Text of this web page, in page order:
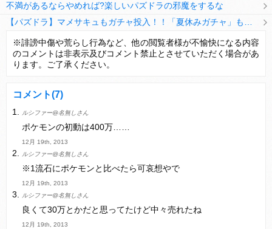
不満があるならやめれば?楽しいパズドラの邪魔をするな
【パズドラ】TB・HEARTSの6人は全員分岐進化とアシスト2種あり！HEARTSエンジェルの進化いいな
変な所でセーブして詰んだゲーム、貴方にはありますか？
Powered by livedoor 相互RSS
※誹謗中傷や荒らし行為など、他の閲覧者様が不愉快になる内容
のコメントは非表示及びコメント禁止とさせていただく場合があ
ります。ご了承ください。
コメント(7)
ルシファー@名無しさん
ポケモンの初動は400万……
12月 19th, 2013
ルシファー@名無しさん
※1流石にポケモンと比べたら可哀想やで
12月 19th, 2013
ルシファー@名無しさん
良くて30万とかだと思ってたけど中々売れたね
12月 19th, 2013